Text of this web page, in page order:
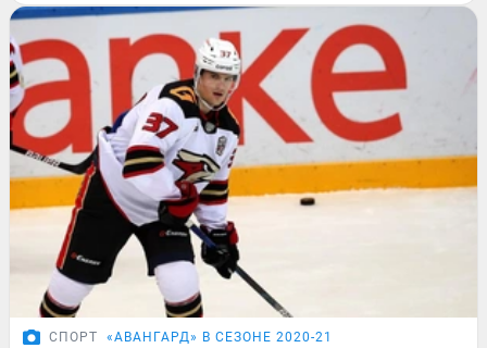
СПОРТ «АВАНГАРД» В СЕЗОНЕ 2020-21